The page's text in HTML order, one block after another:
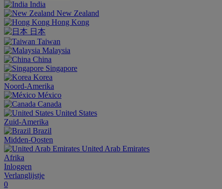
India
New Zealand
Hong Kong
日本
Taiwan
Malaysia
China
Singapore
Korea
Noord-Amerika
México
Canada
United States
Zuid-Amerika
Brazil
Midden-Oosten
United Arab Emirates
Afrika
Inloggen
Verlanglijstje
0